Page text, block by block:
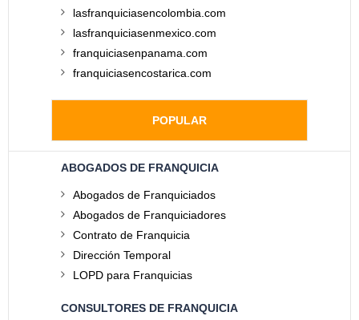
lasfranquiciasencolombia.com
lasfranquiciasenmexico.com
franquiciasenpanama.com
franquiciasencostarica.com
POPULAR
ABOGADOS DE FRANQUICIA
Abogados de Franquiciados
Abogados de Franquiciadores
Contrato de Franquicia
Dirección Temporal
LOPD para Franquicias
CONSULTORES DE FRANQUICIA